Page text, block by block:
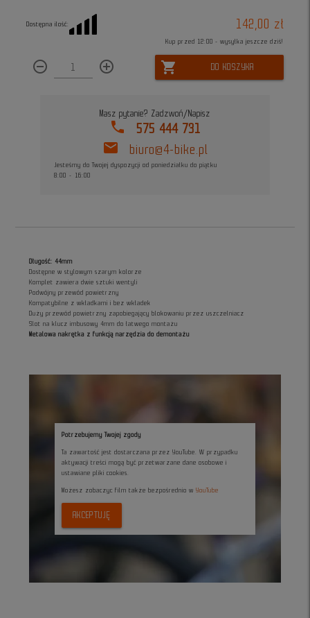
Dostępna ilość: 142,00 zł
Kup przed 12:00 - wysyłka jeszcze dziś!
remove_circle_outline add_circle_outline shopping_cart DO KOSZYKA
Masz pytanie? Zadzwoń/Napisz
phone 575 444 731
mail biuro@4-bike.pl
Jesteśmy do Twojej dyspozycji od poniedziałku do piątku
8:00 - 16:00
Długość: 44mm
Dostępne w stylowym szarym kolorze
Komplet zawiera dwie sztuki wentyli
Podwójny przewód powietrzny
Kompatybilne z wkładkami i bez wkładek
Duży przewód powietrzny zapobiegający blokowaniu przez uszczelniacz
Slot na klucz imbusowy 4mm do łatwego montażu
Metalowa nakrętka z funkcją narzędzia do demontażu
Potrzebujemy Twojej zgody
Ta zawartość jest dostarczana przez YouTube. W przypadku
aktywacji treści mogą być przetwarzane dane osobowe i
ustawiane pliki cookies.
Możesz zobaczyc film także bezpośrednio w YouTube
AKCEPTUJĘ